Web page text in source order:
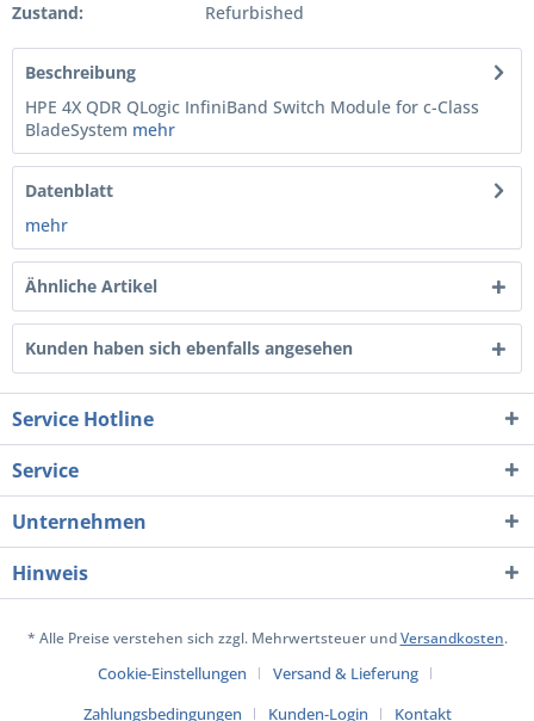
Zustand:
Refurbished
Beschreibung
HPE 4X QDR QLogic InfiniBand Switch Module for c-Class
BladeSystem mehr
Datenblatt
mehr
Ähnliche Artikel
Kunden haben sich ebenfalls angesehen
Service Hotline
Service
Unternehmen
Hinweis
* Alle Preise verstehen sich zzgl. Mehrwertsteuer undVersandkosten.
Cookie-Einstellungen
Versand & Lieferung
Zahlungsbedingungen
Kunden-Login Kontakt